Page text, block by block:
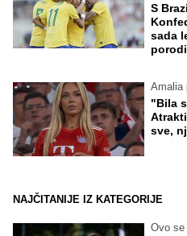
S
sada
Amalia
"Bila
sve,
NAJČITANIJE IZ KATEGORIJE
Ovo